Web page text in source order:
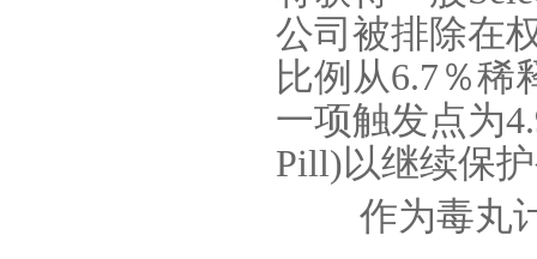
公司被排除在
比例从6.7％稀
一项触发点为
Pill)以继续保
作为毒丸